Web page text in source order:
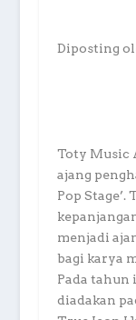
Diposting
Toty Music
ajang
Pop
menjadi
bagi karya
Pada tahun
diadakan